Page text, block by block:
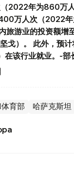
2022年为860万
万人次（2022年
旅游业的投资额增
戈）。 此外，预
在该行业就业。-部
育部 哈萨克斯坦